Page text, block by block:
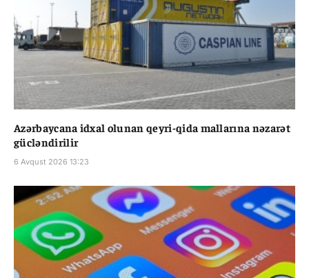
Azərbaycana idxal olunan qeyri-qida mallarına nəzarət
gücləndirilir
6 Avqust 2026 13:23